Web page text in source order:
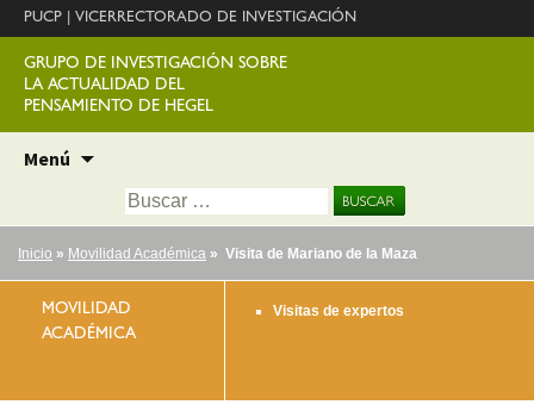
PUCP VICERRECTORADO DE INVESTIGACIÓN
GRUPO DE INVESTIGACIÓN SOBRE
LA ACTUALIDAD DEL
PENSAMIENTO DE HEGEL
Menú
contenido
Buscar:
Inicio » Movilidad Académica » Visita de Mariano de la Maza
MOVILIDAD
ACADÉMICA
Visitas de expertos